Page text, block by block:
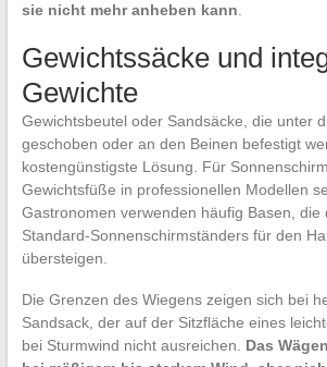
sie nicht mehr anheben kann
Gewichtssäcke und
Gewichte
Gewichtsbeutel oder Sandsäcke, die unter
geschoben oder an den Beinen befestigt
kostengünstigste Lösung. Für
Gewichtsfüße in professionellen Modellen
Gastronomen verwenden häufig Basen, die
Standard-Sonnenschirmständers für den
übersteigen.
Die Grenzen des Wiegens zeigen sich bei
Sandsack, der auf der Sitzfläche eines
bei Sturmwind nicht ausreichen. Das